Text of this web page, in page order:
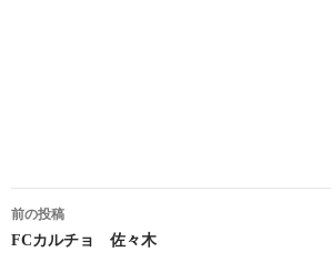
投
稿
前の投稿
FCカルチョ 佐々木